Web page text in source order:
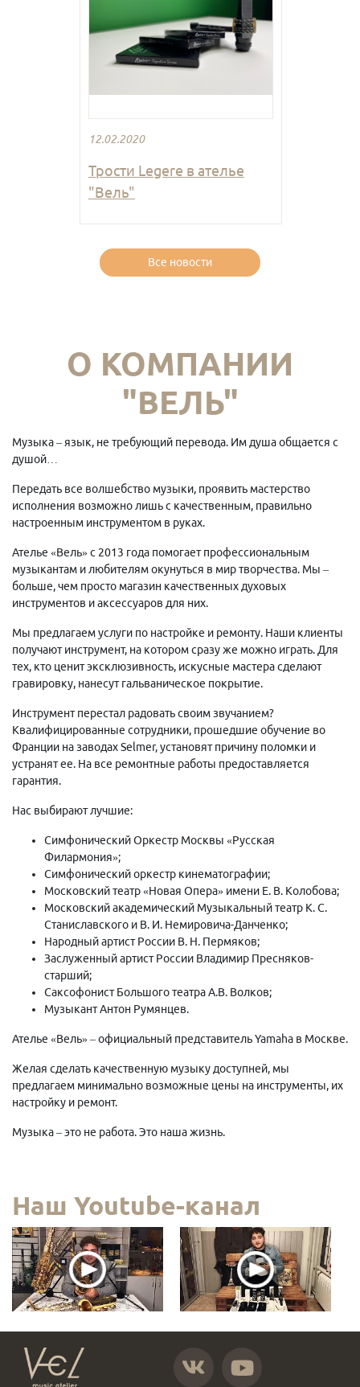
12.02.2020
Трости Legere в ателье
"Вель"
Все новости
О КОМПАНИИ
"ВЕЛЬ"
Музыка – язык, не требующий перевода. Им душа общается с
душой…
Передать все волшебство музыки, проявить мастерство
исполнения возможно лишь с качественным, правильно
настроенным инструментом в руках.
Ателье «Вель» с 2013 года помогает профессиональным
музыкантам и любителям окунуться в мир творчества. Мы –
больше, чем просто магазин качественных духовых
инструментов и аксессуаров для них.
Мы предлагаем услуги по настройке и ремонту. Наши клиенты
получают инструмент, на котором сразу же можно играть. Для
тех, кто ценит эксклюзивность, искусные мастера сделают
гравировку, нанесут гальваническое покрытие.
Инструмент перестал радовать своим звучанием?
Квалифицированные сотрудники, прошедшие обучение во
Франции на заводах Selmer, установят причину поломки и
устранят ее. На все ремонтные работы предоставляется
гарантия.
Нас выбирают лучшие:
Симфонический Оркестр Москвы «Русская
Филармония»;
Симфонический оркестр кинематографии;
Московский театр «Новая Опера» имени Е. В. Колобова;
Московский академический Музыкальный театр К. С.
Станиславского и В. И. Немировича-Данченко;
Народный артист России В. Н. Пермяков;
Заслуженный артист России Владимир Пресняков-
старший;
Саксофонист Большого театра А.В. Волков;
Музыкант Антон Румянцев.
Ателье «Вель» – официальный представитель Yamaha в Москве.
Желая сделать качественную музыку доступней, мы
предлагаем минимально возможные цены на инструменты, их
настройку и ремонт.
Музыка – это не работа. Это наша жизнь.
Наш Youtube-канал